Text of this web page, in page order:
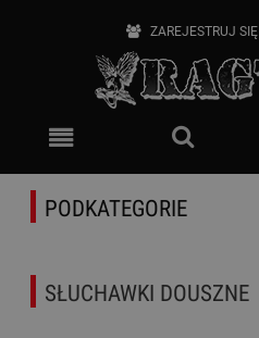
ZAREJESTRUJ SIĘ
PODKATEGORIE
SŁUCHAWKI DOUSZNE